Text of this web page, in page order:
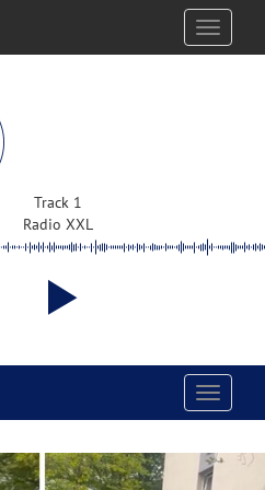
Toggle
Track 1
Radio XXL
Toggle